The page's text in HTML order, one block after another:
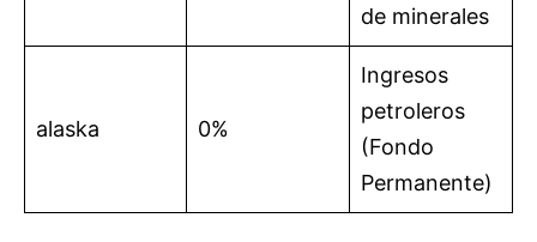
de minerales
alaska 0%
Ingresos
petroleros
(Fondo
Permanente)